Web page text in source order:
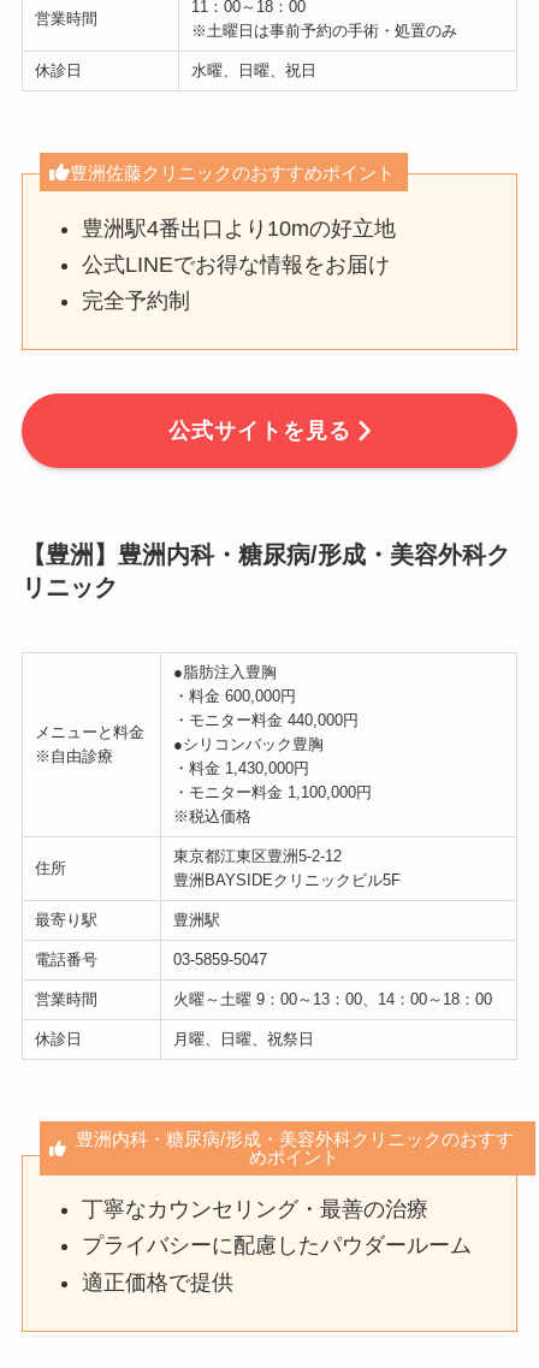
営業時間
11：00～18：00
※土曜日は事前予約の手術・処置のみ
休診日 水曜、日曜、祝日
豊洲佐藤クリニックのおすすめポイント
豊洲駅4番出口より10mの好立地
公式LINEでお得な情報をお届け
完全予約制
公式サイトを見る
【豊洲】豊洲内科・糖尿病/形成・美容外科ク
リニック
メニューと料金
※自由診療
●脂肪注入豊胸
・料金 600,000円
・モニター料金 440,000円
●シリコンバック豊胸
・料金 1,430,000円
・モニター料金 1,100,000円
※税込価格
住所
東京都江東区豊洲5-2-12
豊洲BAYSIDEクリニックビル5F
最寄り駅 豊洲駅
電話番号 03-5859-5047
営業時間 火曜～土曜 9：00～13：00、14：00～18：00
休診日 月曜、日曜、祝祭日
豊洲内科・糖尿病/形成・美容外科クリニックのおすす
めポイント
丁寧なカウンセリング・最善の治療
プライバシーに配慮したパウダールーム
適正価格で提供